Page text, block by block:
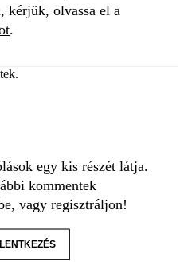
kérjük, olvassa el a
.
egy kis részét látja.
kommentek
vagy regisztráljon!